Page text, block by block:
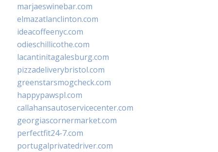
marjaeswinebar.com
elmazatlanclinton.com
ideacoffeenyc.com
odieschillicothe.com
lacantinitagalesburg.com
pizzadeliverybristol.com
greenstarsmogcheck.com
happypawspl.com
callahansautoservicecenter.com
georgiascornermarket.com
perfectfit24-7.com
portugalprivatedriver.com